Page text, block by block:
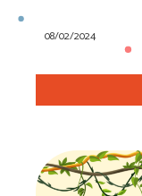
08/02/2024